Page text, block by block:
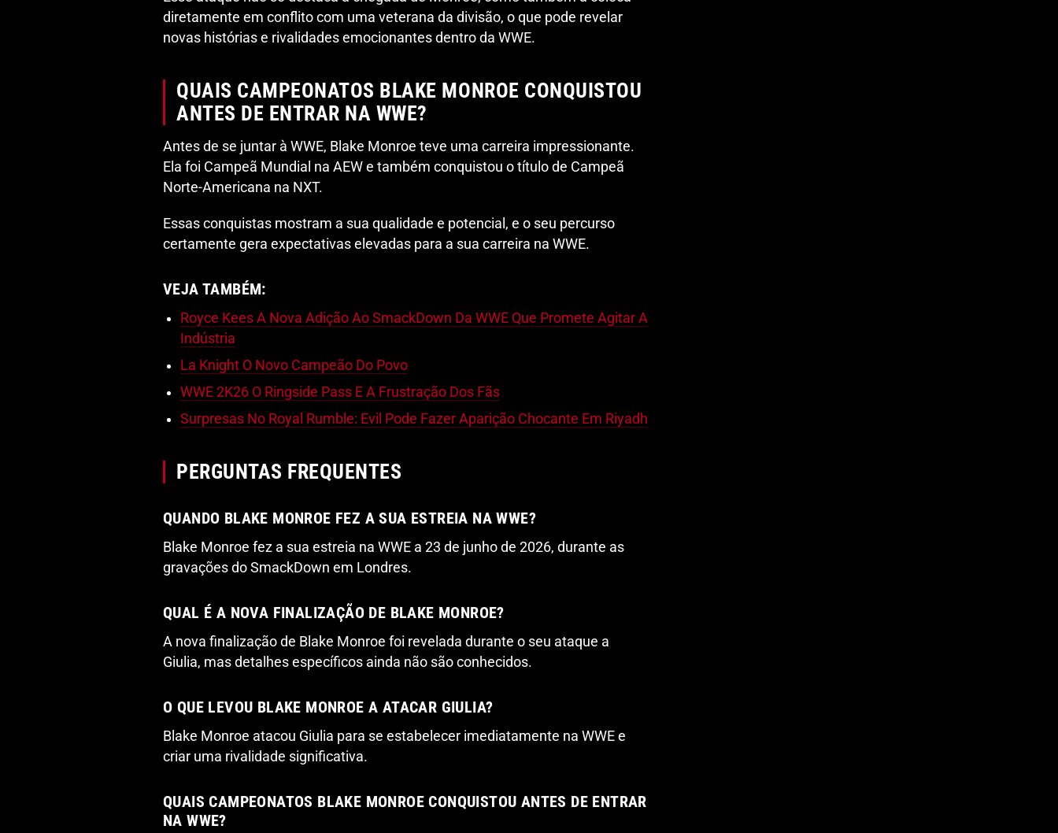
diretamente em conflito com uma veterana da divisão, o que pode revelar
novas histórias e rivalidades emocionantes dentro da WWE.
QUAIS CAMPEONATOS BLAKE MONROE CONQUISTOU
ANTES DE ENTRAR NA WWE?
Antes de se juntar à WWE, Blake Monroe teve uma carreira impressionante.
Ela foi Campeã Mundial na AEW e também conquistou o título de Campeã
Norte-Americana na NXT.
Essas conquistas mostram a sua qualidade e potencial, e o seu percurso
certamente gera expectativas elevadas para a sua carreira na WWE.
VEJA TAMBÉM:
Royce Kees A Nova Adição Ao SmackDown Da WWE Que Promete Agitar A
Indústria
La Knight O Novo Campeão Do Povo
WWE 2K26 O Ringside Pass E A Frustração Dos Fãs
Surpresas No Royal Rumble: Evil Pode Fazer Aparição Chocante Em Riyadh
PERGUNTAS FREQUENTES
QUANDO BLAKE MONROE FEZ A SUA ESTREIA NA WWE?
Blake Monroe fez a sua estreia na WWE a 23 de junho de 2026, durante as
gravações do SmackDown em Londres.
QUAL É A NOVA FINALIZAÇÃO DE BLAKE MONROE?
A nova finalização de Blake Monroe foi revelada durante o seu ataque a
Giulia, mas detalhes específicos ainda não são conhecidos.
O QUE LEVOU BLAKE MONROE A ATACAR GIULIA?
Blake Monroe atacou Giulia para se estabelecer imediatamente na WWE e
criar uma rivalidade significativa.
QUAIS CAMPEONATOS BLAKE MONROE CONQUISTOU ANTES DE ENTRAR
NA WWE?